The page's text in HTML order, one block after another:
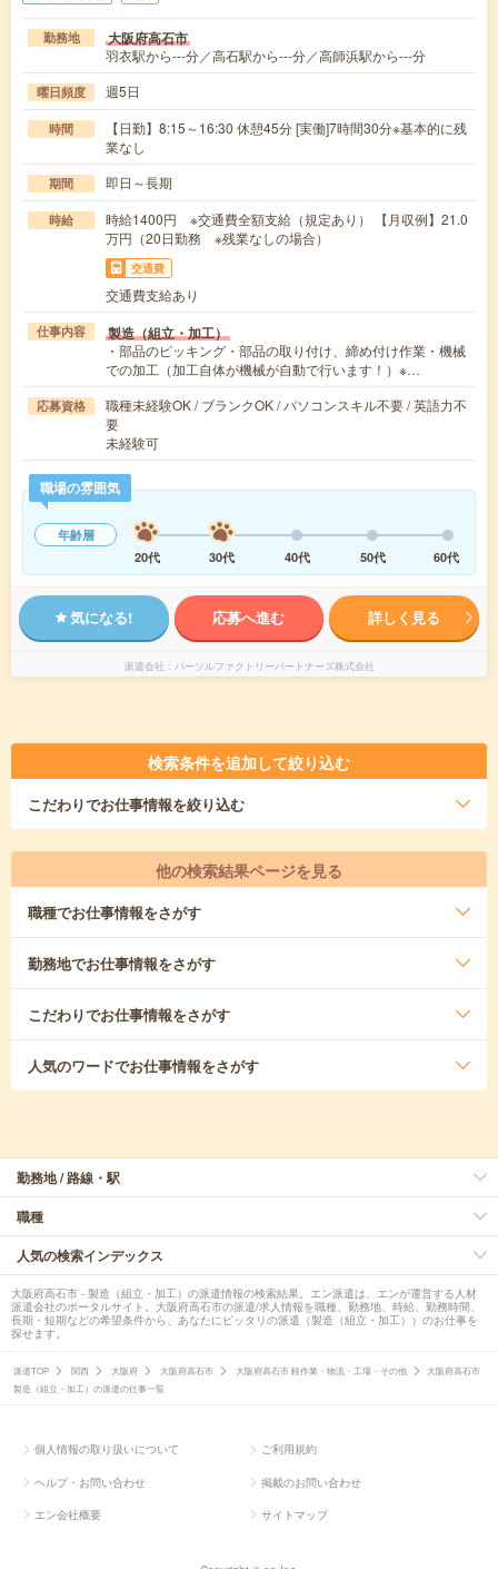
勤務地 大阪府高石市
羽衣駅から---分／高石駅から---分／高師浜駅から---分
曜日頻度 週5日
時間
【日勤】8:15～16:30 休憩45分 [実働]7時間30分※基本的に残
業なし
期間 即日～長期
時給
時給1400円 ※交通費全額支給（規定あり） 【月収例】21.0
万円（20日勤務 ※残業なしの場合）
交通費
交通費支給あり
仕事内容 製造（組立・加工）
・部品のピッキング・部品の取り付け、締め付け作業・機械
での加工（加工自体が機械が自動で行います！）※…
応募資格
職種未経験OK / ブランクOK / パソコンスキル不要 / 英語力不
要
未経験可
職場の雰囲気
年齢層
20代
30代 40代 50代 60代
気になる! 応募へ進む 詳しく見る
派遣会社 パーソルファクトリーパートナーズ株式会社
検索条件を追加して絞り込む
こだわりでお仕事情報を絞り込む
他の検索結果ページを見る
職種でお仕事情報をさがす
勤務地でお仕事情報をさがす
こだわりでお仕事情報をさがす
人気のワードでお仕事情報をさがす
勤務地 / 路線・駅
職種
人気の検索インデックス
大阪府高石市 - 製造（組立・加工）の派遣情報の検索結果。エン派遣は、エンが運営する人材
派遣会社のポータルサイト。大阪府高石市の派遣/求人情報を職種、勤務地、時給、勤務時間、
長期・短期などの希望条件から、あなたにピッタリの派遣（製造（組立・加工））のお仕事を
探せます。
派遣TOP 関西 大阪府 大阪府高石市 大阪府高石市 軽作業・物流・工場・その他
大阪府高石市
製造（組立・加工）の派遣の仕事一覧
個人情報の取り扱いについて ご利用規約
ヘルプ・お問い合わせ 掲載のお問い合わせ
エン会社概要 サイトマップ